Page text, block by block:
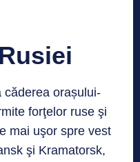
căderea orașului-
forţelor ruse şi
mai uşor spre vest
şi Kramatorsk,